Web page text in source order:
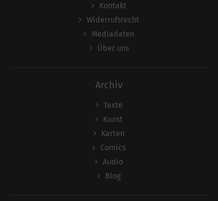
Kontakt
Widerrufsrecht
Mediadaten
Über uns
Archiv
Texte
Kunst
Karten
Comics
Audio
Blog